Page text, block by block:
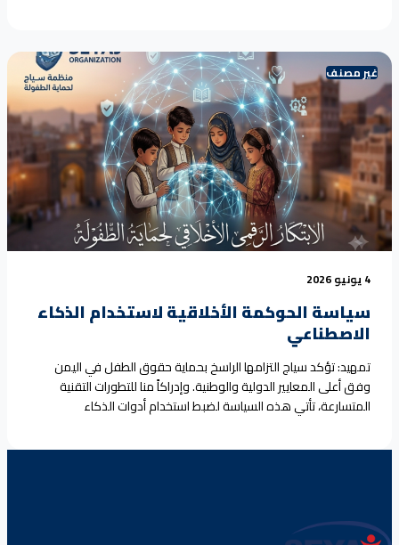
href="https://seyaj.org/%d8%a8%d9%8a%d8%a7%d9%86-
%d8%a7%d9%84%d8%ae%d8%b5%d9%88%d8%b5%d9%8a%d8%a9-
%d9%85%d9%86%d8%b8%d9%85%d8%a9-
%d8%b3%d9%8a%d8%a7%d8%ac-
%d9%84%d8%ad%d9%85%d8%a7%d9%8a%d8%a9-
%d8%a7%d9%84%d8%b7/">Continue reading <span class="sr-
only">"بيان الخصوصية – منظمة سياج لحماية الطفولة"</span>
</a>
غير مصنف
4 يونيو 2026
سياسة الحوكمة الأخلاقية لاستخدام الذكاء
الاصطناعي
تمهيد: تؤكد سياج التزامها الراسخ بحماية حقوق الطفل في اليمن
وفق أعلى المعايير الدولية والوطنية. وإدراكاً منا للتطورات التقنية
المتسارعة، تأتي هذه السياسة لضبط استخدام أدوات الذكاء
الإنسانية، ومعززةً لمصداقيتنا، وضامنةً لخصوصية الأطفال الذين
%d8%a7%d9%84%d8%ad%d9%88%d9%83%d9%85%d8%a9-